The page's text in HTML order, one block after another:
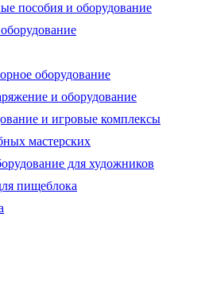
пособия и оборудование
оборудование
и оборудование
и игровые комплексы
мастерских
для художников
пищеблока